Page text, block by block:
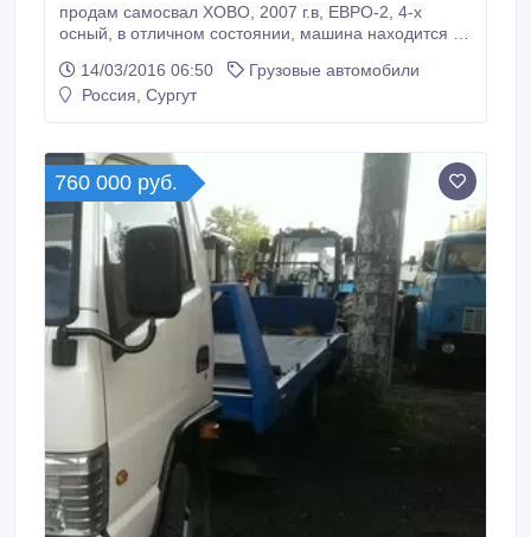
продам самосвал ХОВО, 2007 г.в, ЕВРО-2, 4-х
осный, в отличном состоянии, машина находится в
14/03/2016 06:50
Грузовые автомобили
Россия, Сургут
760 000 руб.